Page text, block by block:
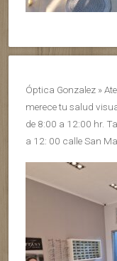
Óptica Gonzalez »
merece tu salud
de 8:00 a 12:00 hr.
a 12: 00 calle San